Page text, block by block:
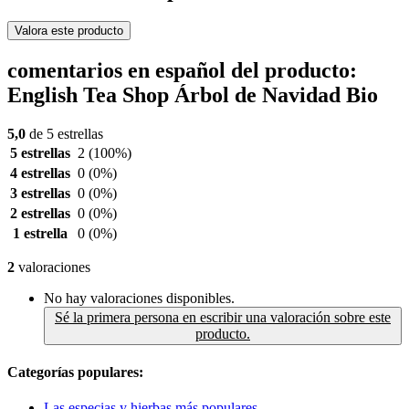
Valora este producto
comentarios en español del producto:
English Tea Shop Árbol de Navidad Bio
5,0 de 5 estrellas
5 estrellas 2 (100%)
4 estrellas 0 (0%)
3 estrellas 0 (0%)
2 estrellas 0 (0%)
1 estrella
0 (0%)
2 valoraciones
No hay valoraciones disponibles.
Sé la primera persona en escribir una valoración sobre este
producto.
Categorías populares: